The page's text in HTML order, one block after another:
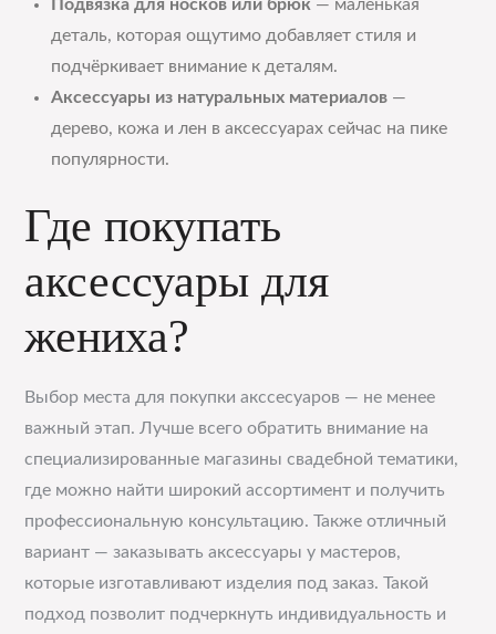
Подвязка для носков или брюк — маленькая
деталь, которая ощутимо добавляет стиля и
подчёркивает внимание к деталям.
Аксессуары из натуральных материалов —
дерево, кожа и лен в аксессуарах сейчас на пике
популярности.
Где покупать
аксессуары для
жениха?
Выбор места для покупки акссесуаров — не менее
важный этап. Лучше всего обратить внимание на
специализированные магазины свадебной тематики,
где можно найти широкий ассортимент и получить
профессиональную консультацию. Также отличный
вариант — заказывать аксессуары у мастеров,
которые изготавливают изделия под заказ. Такой
подход позволит подчеркнуть индивидуальность и